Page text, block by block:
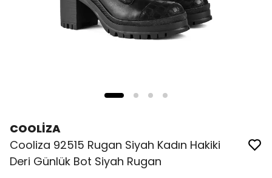
COOLİZA
Cooliza 92515 Rugan Siyah Kadın Hakiki
Deri Günlük Bot Siyah Rugan